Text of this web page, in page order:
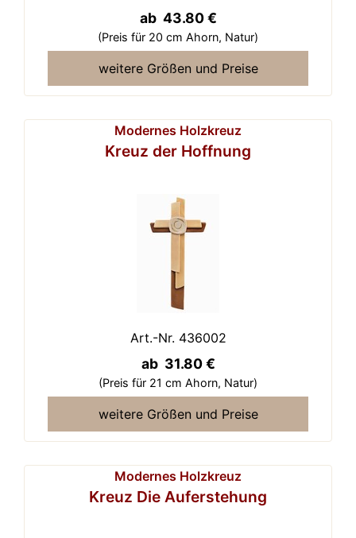
ab 43.80 €
(Preis für 20 cm Ahorn, Natur)
weitere Größen und Preise
Modernes Holzkreuz
Kreuz der Hoffnung
Art.-Nr. 436002
ab 31.80 €
(Preis für 21 cm Ahorn, Natur)
weitere Größen und Preise
Modernes Holzkreuz
Kreuz Die Auferstehung